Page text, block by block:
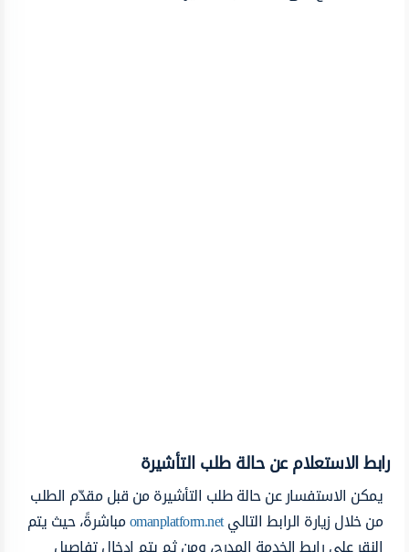
رابط الاستعلام عن حالة طلب التأشيرة
يمكن الاستفسار عن حالة طلب التأشيرة من قبل مقدّم الطلب
من خلال زيارة الرابط التاليomanplatform.netمباشرةً، حيث يتم